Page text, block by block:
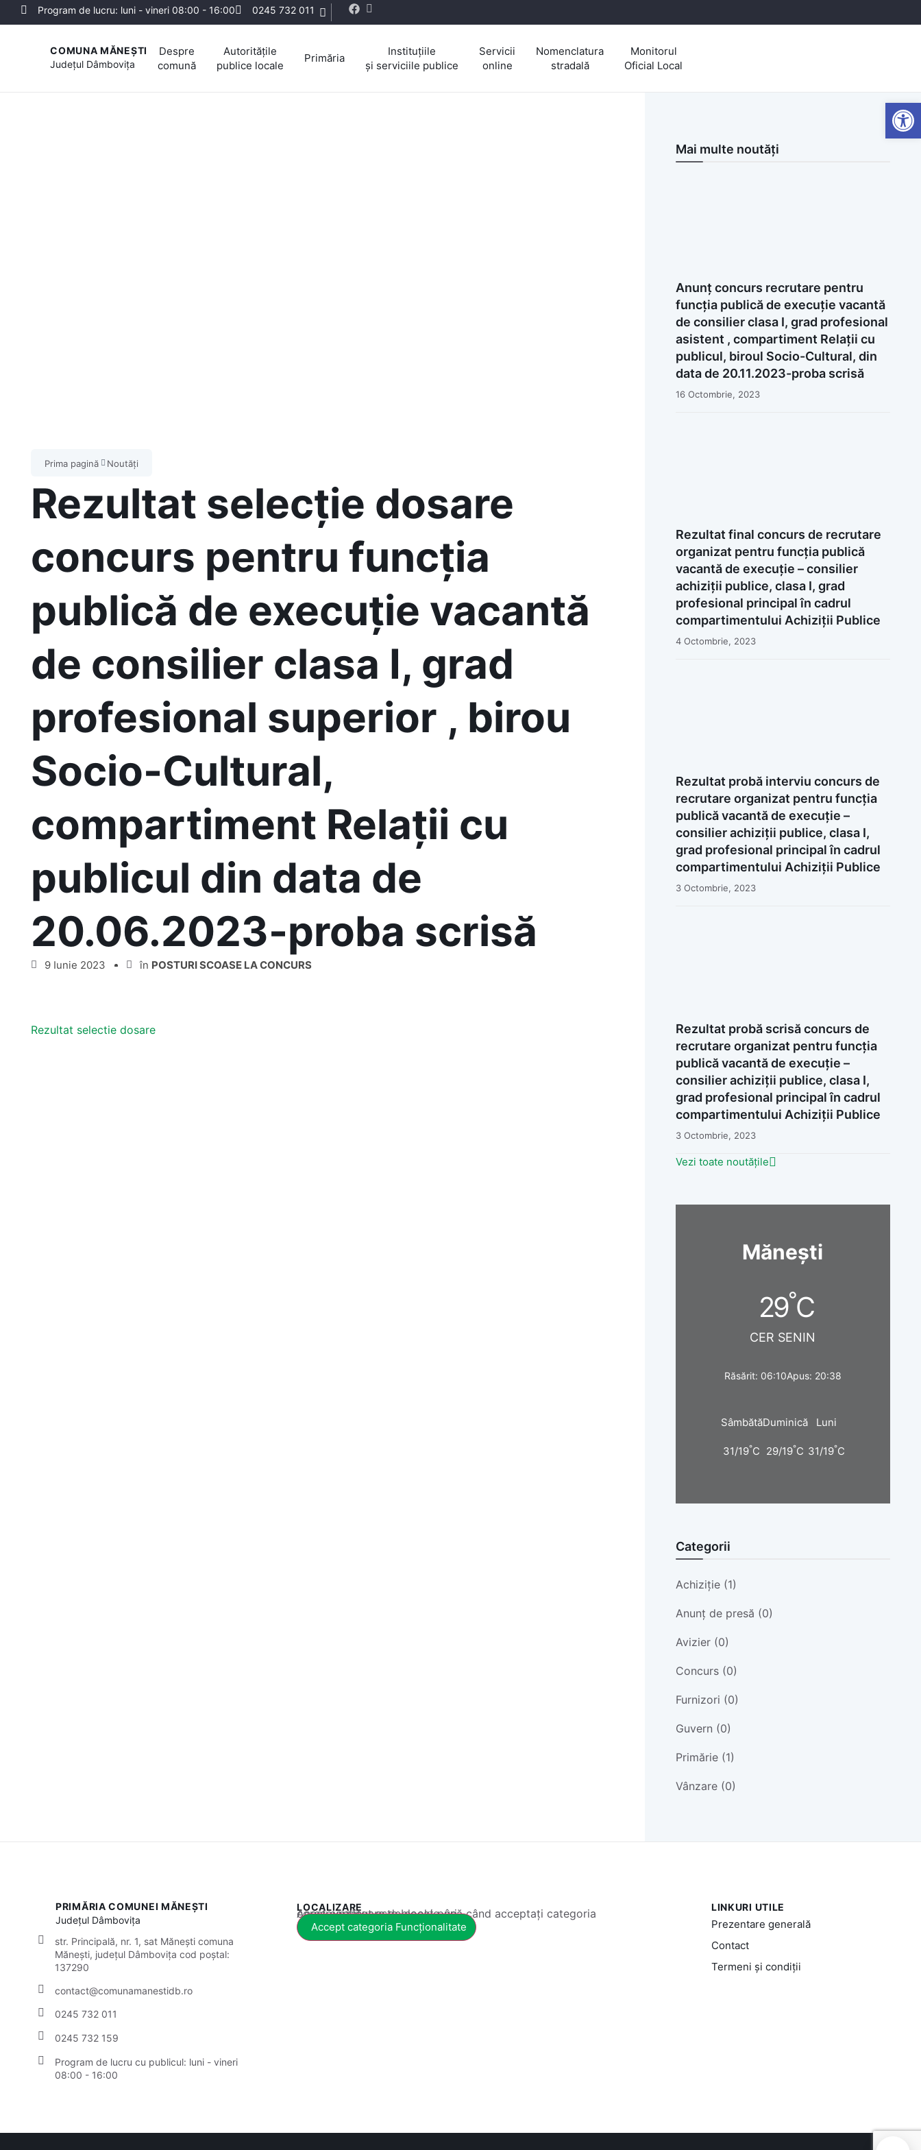
Program de lucru: luni - vineri 08:00 - 16:00 0245 732 011
COMUNA MĂNEȘTI
Județul Dâmbovița
Despre
comună
Autoritățile
publice locale
Primăria
Instituțiile
și serviciile publice
Servicii
online
Nomenclatura
stradală
Monitorul
Oficial Local
Prima pagină Noutăți
Rezultat selecție dosare
concurs pentru funcția
publică de execuție vacantă
de consilier clasa I, grad
profesional superior , birou
Socio-Cultural,
compartiment Relații cu
publicul din data de
20.06.2023-proba scrisă
9 Iunie 2023 în POSTURI SCOASE LA CONCURS
Rezultat selectie dosare
Mai multe noutăți
Anunț concurs recrutare pentru
funcția publică de execuție vacantă
de consilier clasa I, grad profesional
asistent , compartiment Relații cu
publicul, biroul Socio-Cultural, din
data de 20.11.2023-proba scrisă
16 Octombrie, 2023
Rezultat final concurs de recrutare
organizat pentru funcția publică
vacantă de execuție – consilier
achiziții publice, clasa I, grad
profesional principal în cadrul
compartimentului Achiziții Publice
4 Octombrie, 2023
Rezultat probă interviu concurs de
recrutare organizat pentru funcția
publică vacantă de execuție –
consilier achiziții publice, clasa I,
grad profesional principal în cadrul
compartimentului Achiziții Publice
3 Octombrie, 2023
Rezultat probă scrisă concurs de
recrutare organizat pentru funcția
publică vacantă de execuție –
consilier achiziții publice, clasa I,
grad profesional principal în cadrul
compartimentului Achiziții Publice
3 Octombrie, 2023
Vezi toate noutățile
Mănești
29°C
CER SENIN
Răsărit: 06:10Apus: 20:38
Sâmbătă
31/19°C
Duminică
29/19°C
Luni
31/19°C
Categorii
Achiziție (1)
Anunț de presă (0)
Avizier (0)
Concurs (0)
Furnizori (0)
Guvern (0)
Primărie (1)
Vânzare (0)
PRIMĂRIA COMUNEI MĂNEȘTI
Județul Dâmbovița
str. Principală, nr. 1, sat Mănești comuna
Mănești, județul Dâmbovița cod poștal:
137290
contact@comunamanestidb.ro
0245 732 011
0245 732 159
Program de lucru cu publicul: luni - vineri
08:00 - 16:00
LOCALIZARE
Acest conținut este blocat până când acceptați categoria corespunzătoare de cookie-uri.
Accept categoria Funcționalitate
LINKURI UTILE
Prezentare generală
Contact
Termeni și condiții